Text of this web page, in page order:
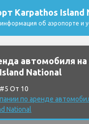
Karpathos Island
об аэропорте и
автомобиля
National
От 10
по аренде
National